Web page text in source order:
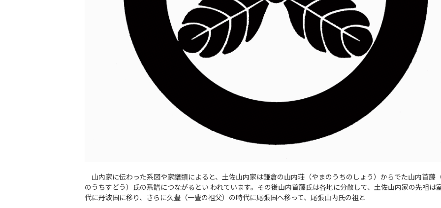
山内家に伝わった系図や家譜類によると、土佐山内家は鎌倉の山内荘（やまのうちのしょう）からでた山内首藤
のうちすどう）氏の系譜につながるとい われています。その後山内首藤氏は各地に分散して、土佐山内家の先祖は
代に丹波国に移り、さらに久豊（一豊の祖父）の時代に尾張国へ移って、尾張山内氏の祖と